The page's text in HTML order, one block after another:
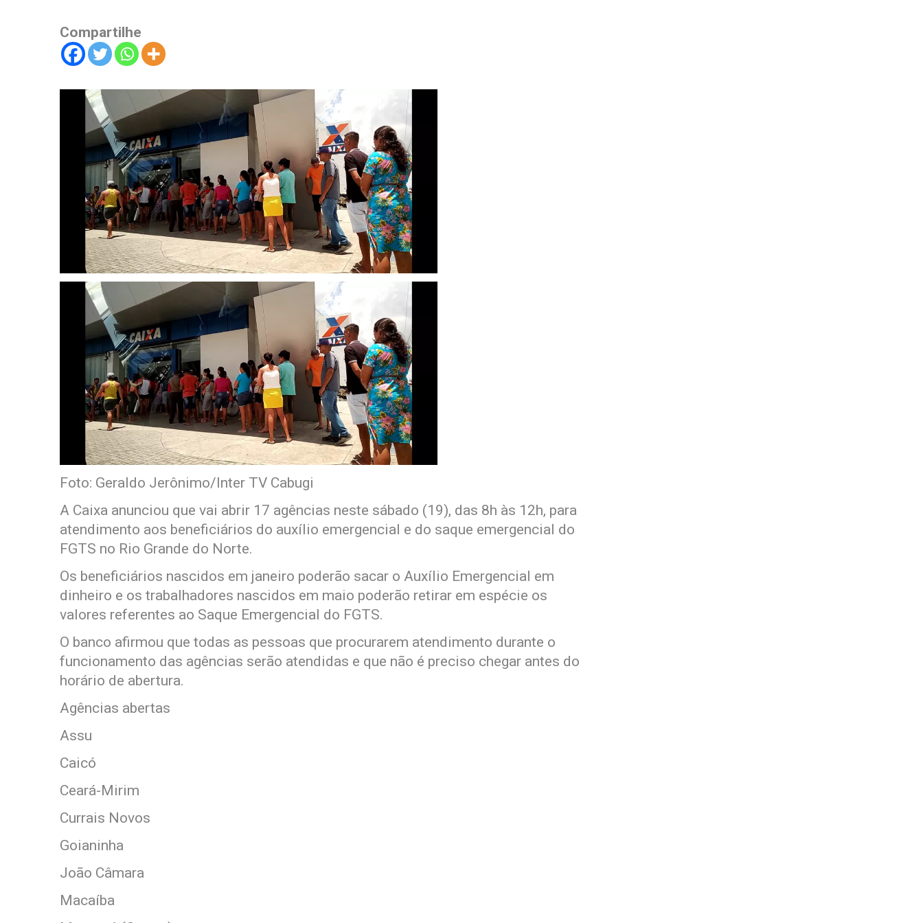
Compartilhe
Foto: Geraldo Jerônimo/Inter TV Cabugi
A Caixa anunciou que vai abrir 17 agências neste sábado (19), das 8h às 12h, para
atendimento aos beneficiários do auxílio emergencial e do saque emergencial do
FGTS no Rio Grande do Norte.
Os beneficiários nascidos em janeiro poderão sacar o Auxílio Emergencial em
dinheiro e os trabalhadores nascidos em maio poderão retirar em espécie os
valores referentes ao Saque Emergencial do FGTS.
O banco afirmou que todas as pessoas que procurarem atendimento durante o
funcionamento das agências serão atendidas e que não é preciso chegar antes do
horário de abertura.
Agências abertas
Assu
Caicó
Ceará-Mirim
Currais Novos
Goianinha
João Câmara
Macaíba